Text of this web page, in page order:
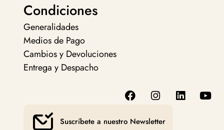
Condiciones
Generalidades
Medios de Pago
Cambios y Devoluciones
Entrega y Despacho
Suscríbete a nuestro Newsletter